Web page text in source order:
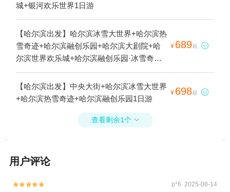
城+银河欢乐世界1日游
【哈尔滨出发】哈尔滨冰雪大世界+哈尔滨热
雪奇迹+哈尔滨融创乐园+哈尔滨大剧院+哈
尔滨世界欢乐城+哈尔滨融创乐园·冰雪奇园
+哈尔滨融创文旅城1日游
¥ 689起 
【哈尔滨出发】中央大街+哈尔滨冰雪大世界
+哈尔滨热雪奇迹+哈尔滨融创乐园1日游
¥ 698起 
查看剩余1个 
用户评论

 p*6 2025-08-14